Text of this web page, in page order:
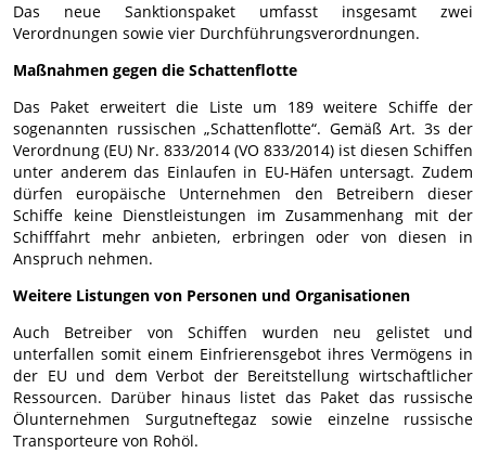
Das neue Sanktionspaket umfasst insgesamt zwei
Verordnungen sowie vier Durchführungsverordnungen.
Maßnahmen gegen die Schattenflotte
Das Paket erweitert die Liste um 189 weitere Schiffe der
sogenannten russischen „Schattenflotte“. Gemäß Art. 3s der
Verordnung (EU) Nr. 833/2014 (VO 833/2014) ist diesen Schiffen
unter anderem das Einlaufen in EU-Häfen untersagt. Zudem
dürfen europäische Unternehmen den Betreibern dieser
Schiffe keine Dienstleistungen im Zusammenhang mit der
Schifffahrt mehr anbieten, erbringen oder von diesen in
Anspruch nehmen.
Weitere Listungen von Personen und Organisationen
Auch Betreiber von Schiffen wurden neu gelistet und
unterfallen somit einem Einfrierensgebot ihres Vermögens in
der EU und dem Verbot der Bereitstellung wirtschaftlicher
Ressourcen. Darüber hinaus listet das Paket das russische
Ölunternehmen Surgutneftegaz sowie einzelne russische
Transporteure von Rohöl.